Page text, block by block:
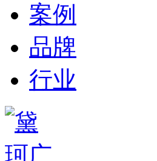
案例
品牌
行业